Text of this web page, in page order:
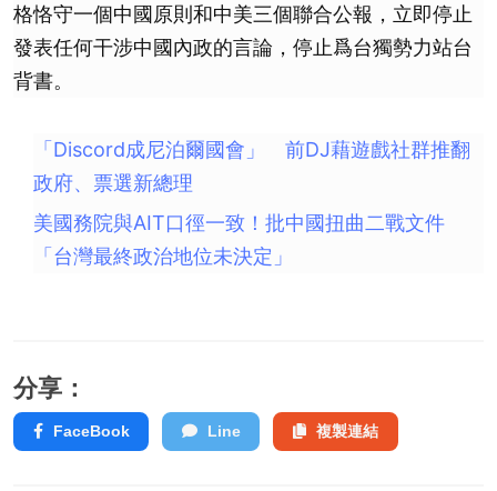
格恪守一個中國原則和中美三個聯合公報，立即停止
發表任何干涉中國內政的言論，停止爲台獨勢力站台
背書。
「Discord成尼泊爾國會」 前DJ藉遊戲社群推翻
政府、票選新總理
美國務院與AIT口徑一致！批中國扭曲二戰文件
「台灣最終政治地位未決定」
分享：
FaceBook Line 複製連結